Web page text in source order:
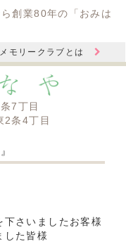
創業80年の「おみは
メモリークラブとは
7丁目
2条4丁目
下さいましたお客様
した皆様